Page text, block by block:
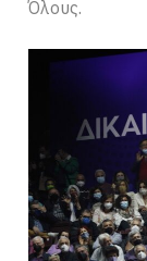
Όλους.